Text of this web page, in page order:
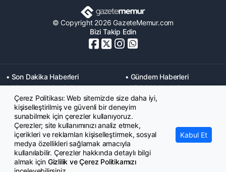
© Copyright 2026 GazeteMemur.com
Bizi Takip Edin
• Son Dakika Haberleri
• Gündem Haberleri
• Memurlar Haberleri
• KPSS Haberleri
• Ekonomi Haberleri
• Eğitim Haberleri
• Yaşam Haberleri
• Maaş Verileri Haberleri
• Mahkeme Kararları
Haberleri
Çerez Politikası: Web sitemizde size daha iyi,
kişiselleştirilmiş ve güvenli bir deneyim
sunabilmek için çerezler kullanıyoruz.
Çerezler; site kullanımınızı analiz etmek,
içerikleri ve reklamları kişiselleştirmek, sosyal
medya özellikleri sağlamak amacıyla
kullanılabilir. Çerezler hakkında detaylı bilgi
almak için Gizlilik ve Çerez Politikamızı
Kabul Et